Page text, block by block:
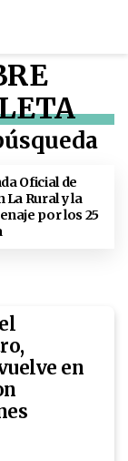
Oficial de
La Rural y la
por los 25
en